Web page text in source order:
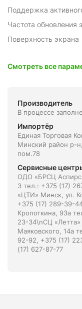
Поддержка
Частота обновления
Поверхность экрана
Смотреть все
Производитель
В процессе
Импортёр
Единая Торговая
Минский район р-
пом.78
Сервисные
ОДО «БРСЦ
3 тел.: +375 (17)
«ЦТИ» Минск, ул.
+375 (17) 289-39-
Кропоткина, 93а
23-34\nСЦ
Маяковского, 14а
92-92, +375 (17)
(17) 627-87-77